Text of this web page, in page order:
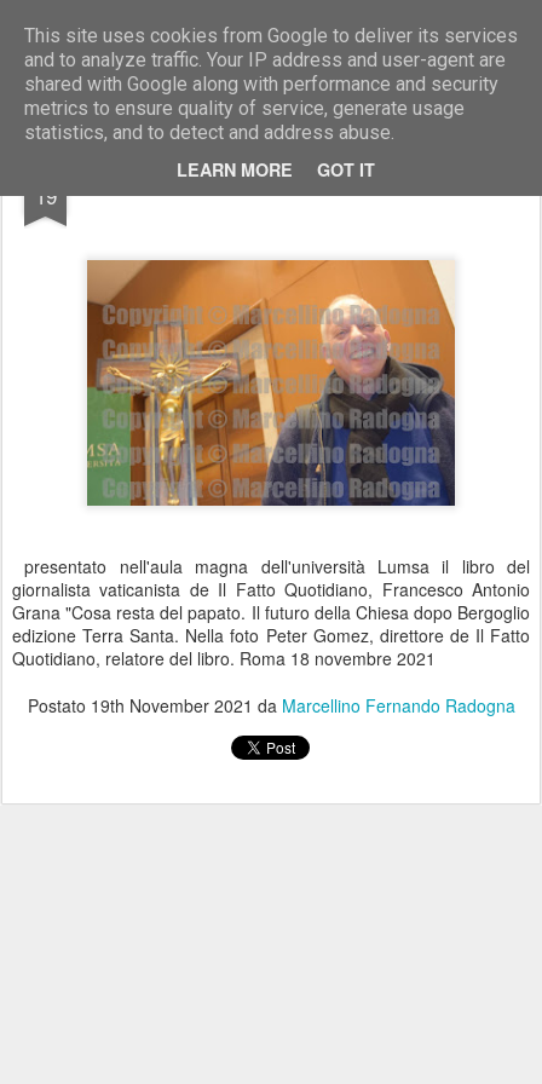
This site uses cookies from Google to deliver its services
and to analyze traffic. Your IP address and user-agent are
shared with Google along with performance and security
metrics to ensure quality of service, generate usage
statistics, and to detect and address abuse.
LEARN MORE GOT IT
Marcellino Radogna - Fotonotizie per la stampa
19 Peter Gomez
presentato nell'aula magna dell'università Lumsa il libro del
giornalista vaticanista de Il Fatto Quotidiano, Francesco Antonio
Grana "Cosa resta del papato. Il futuro della Chiesa dopo Bergoglio
edizione Terra Santa. Nella foto Peter Gomez, direttore de Il Fatto
Quotidiano, relatore del libro. Roma 18 novembre 2021
Postato 19th November 2021 da Marcellino Fernando Radogna